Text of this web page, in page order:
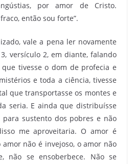
por amor de Cristo.
então sou forte”.
vale a pena ler novamente
versículo 2, em diante, falando
tivesse o dom de profecia e
e toda a ciência, tivesse
que transportasse os montes e
seria. E ainda que distribuísse
sustento dos pobres e não
me aproveitaria. O amor é
não é invejoso, o amor não
não se ensoberbece. Não se